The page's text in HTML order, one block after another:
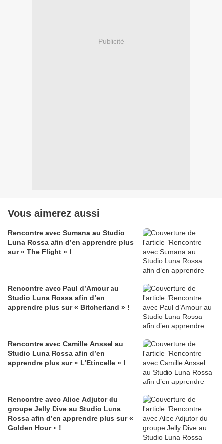
Publicité
Vous aimerez aussi
Rencontre avec Sumana au Studio
Luna Rossa afin d’en apprendre plus
sur « The Flight » !
Rencontre avec Paul d’Amour au
Studio Luna Rossa afin d’en
apprendre plus sur « Bitcherland » !
Rencontre avec Camille Anssel au
Studio Luna Rossa afin d’en
apprendre plus sur « L’Etincelle » !
Rencontre avec Alice Adjutor du
groupe Jelly Dive au Studio Luna
Rossa afin d’en apprendre plus sur «
Golden Hour » !